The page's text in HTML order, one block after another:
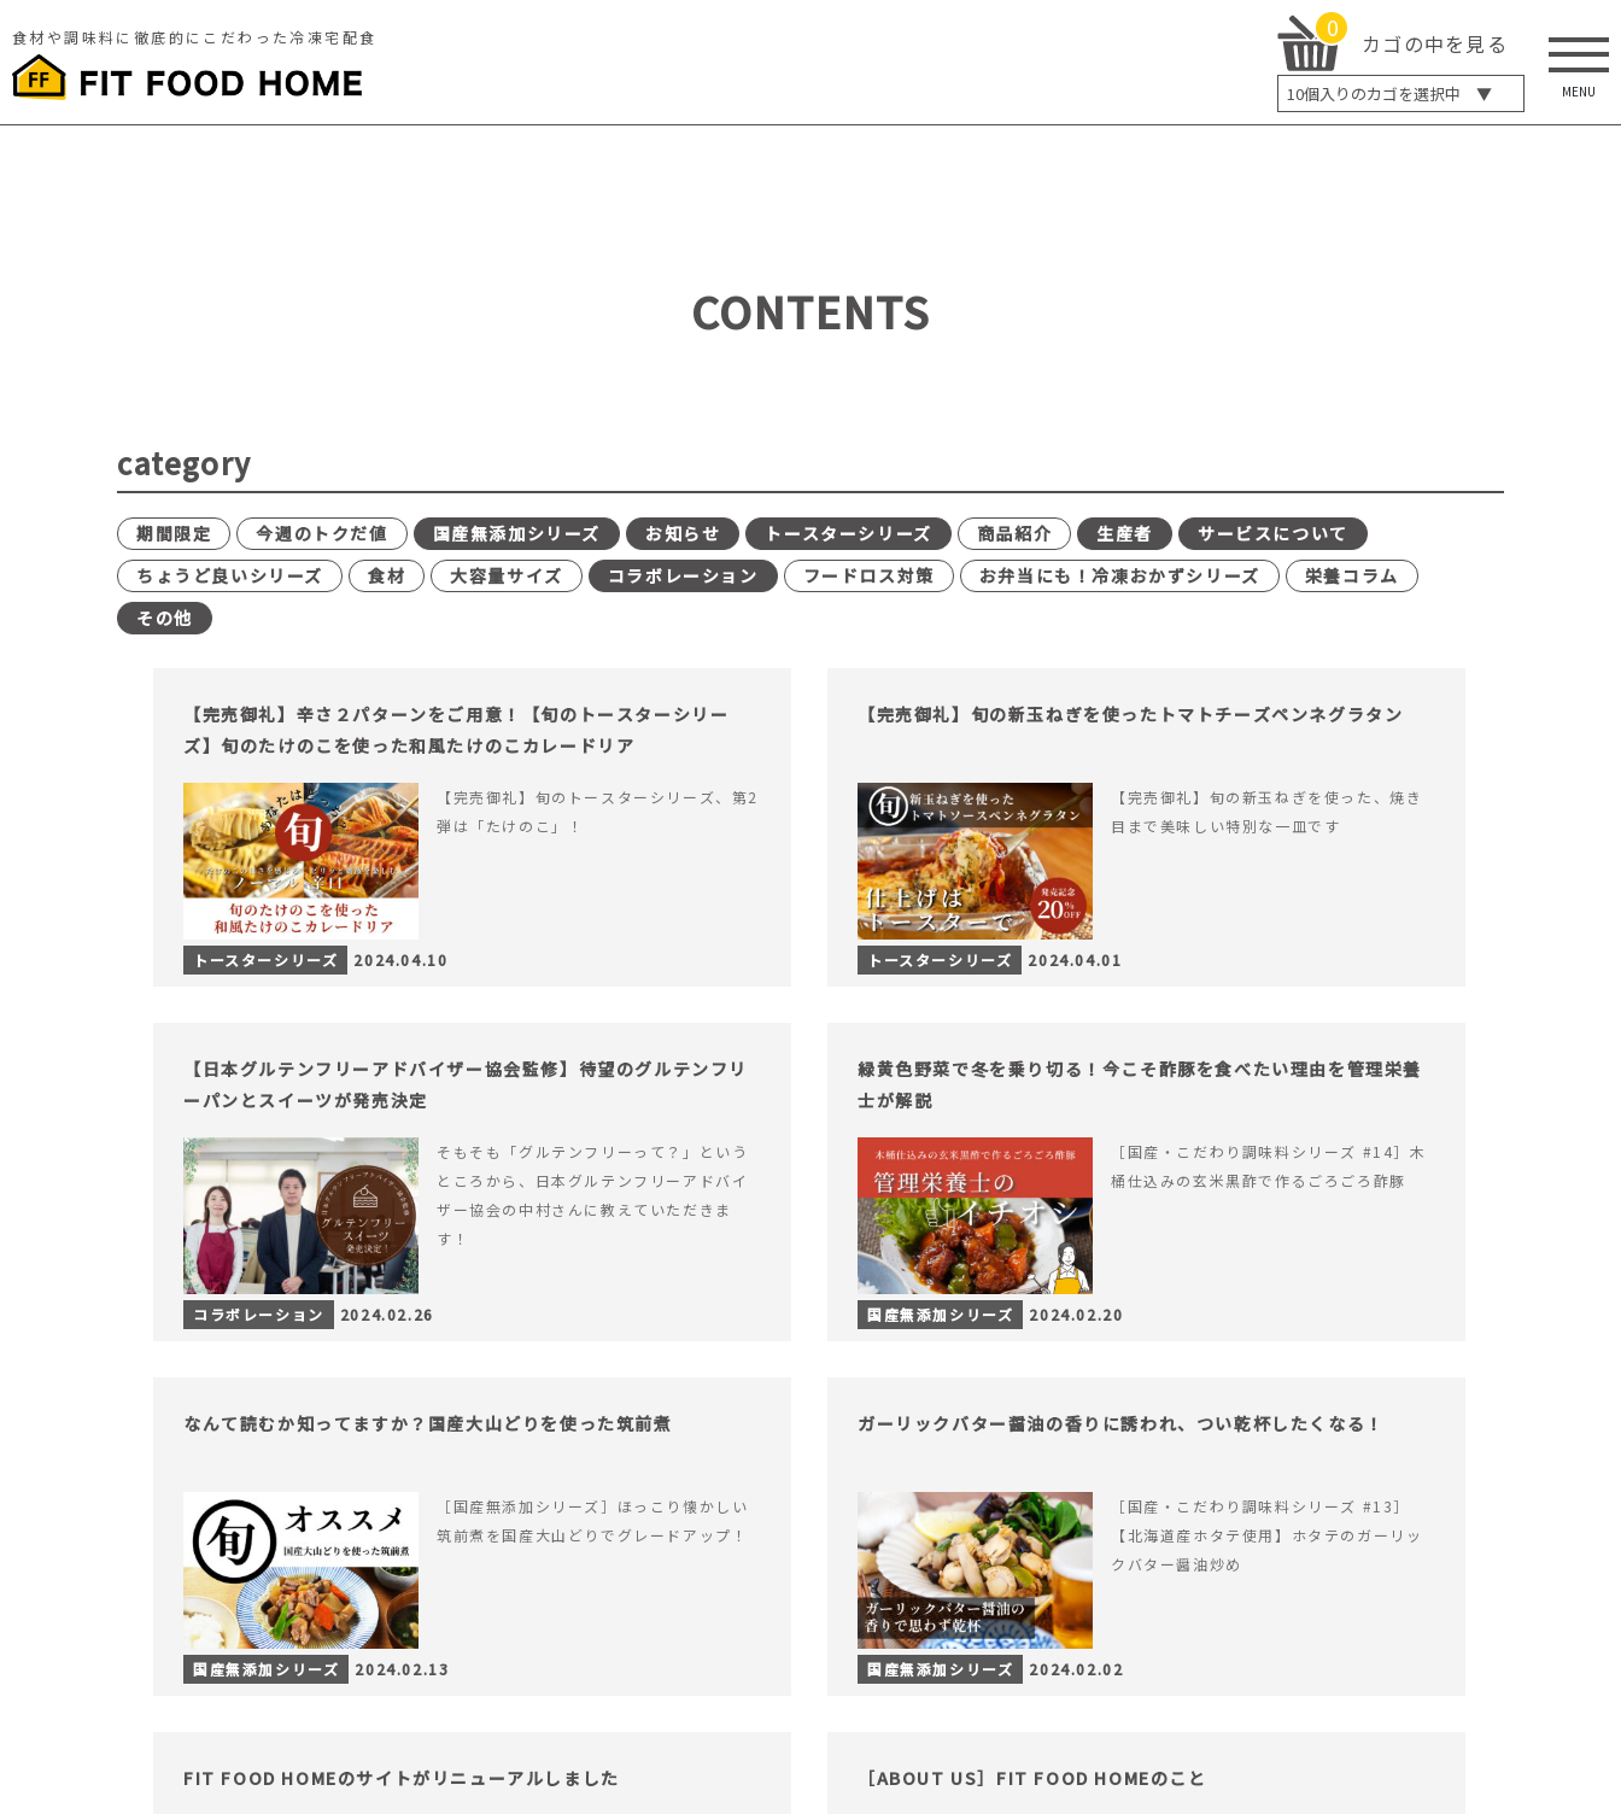
食材や調味料に徹底的にこだわった冷凍宅配食 0
カゴの中を見る
10個入りのカゴを選択中 ▼
5個入り
MENU
CONTENTS
category
期間限定 今週のトクだ値 国産無添加シリーズ お知らせ トースターシリーズ 商品紹介 生産者
サービスについて
ちょうど良いシリーズ
食材 大容量サイズ コラボレーション フードロス対策 お弁当にも！冷凍おかずシリーズ
栄養コラム
その他
【完売御礼】辛さ２パターンをご用意！【旬のトースターシリー
ズ】旬のたけのこを使った和風たけのこカレードリア
【完売御礼】旬のトースターシリーズ、第2
弾は「たけのこ」！
トースターシリーズ 2024.04.10
【完売御礼】旬の新玉ねぎを使ったトマトチーズペンネグラタン
【完売御礼】旬の新玉ねぎを使った、焼き
目まで美味しい特別な一皿です
トースターシリーズ 2024.04.01
【日本グルテンフリーアドバイザー協会監修】待望のグルテンフリ
ーパンとスイーツが発売決定
そもそも「グルテンフリーって？」という
ところから、日本グルテンフリーアドバイ
ザー協会の中村さんに教えていただきま
す！
コラボレーション 2024.02.26
緑黄色野菜で冬を乗り切る！今こそ酢豚を食べたい理由を管理栄養
士が解説
［国産・こだわり調味料シリーズ #14］木
桶仕込みの玄米黒酢で作るごろごろ酢豚
国産無添加シリーズ 2024.02.20
なんて読むか知ってますか？国産大山どりを使った筑前煮
［国産無添加シリーズ］ほっこり懐かしい
筑前煮を国産大山どりでグレードアップ！
国産無添加シリーズ 2024.02.13
ガーリックバター醤油の香りに誘われ、つい乾杯したくなる！
［国産・こだわり調味料シリーズ #13］
【北海道産ホタテ使用】ホタテのガーリッ
クバター醤油炒め
国産無添加シリーズ 2024.02.02
FIT FOOD HOMEのサイトがリニューアルしました ［ABOUT US］FIT FOOD HOMEのこと